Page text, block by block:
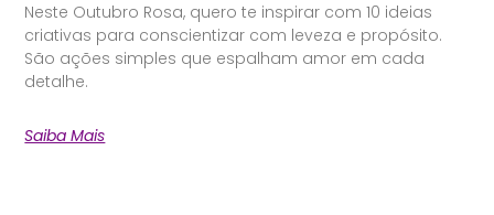
Neste Outubro Rosa, quero te inspirar com 10 ideias
criativas para conscientizar com leveza e propósito.
São ações simples que espalham amor em cada
detalhe.
Saiba Mais